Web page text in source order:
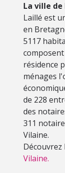
La ville de
Laillé est
en
5117
résidence
ménages
de 228
des
311
Vilaine.
Découvrez
Vilaine.